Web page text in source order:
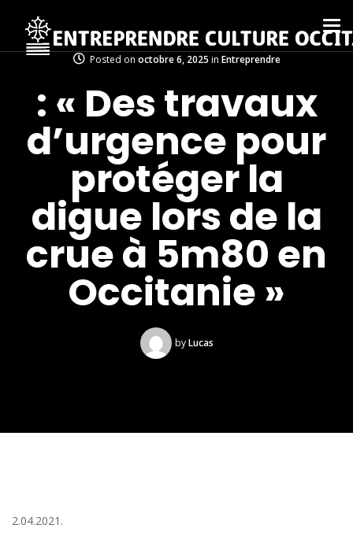
Posted on octobre 6, 2025 in Entreprendre
: « Des travaux
d’urgence pour
protéger la
digue lors de la
crue à 5m80 en
Occitanie »
by Lucas
2.04.2021.